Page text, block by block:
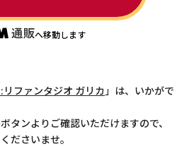
へ移動します
ファンタジオ ガリカ」は、いかがで
タンよりご確認いただけますので、
ださいませ。